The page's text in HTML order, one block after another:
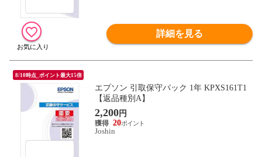
詳細を見る
8/10時点_ポイント最大15倍
エプソン 引取保守パック 1年 KPXS161T1
【返品種別A】
2,200円
20
Joshin